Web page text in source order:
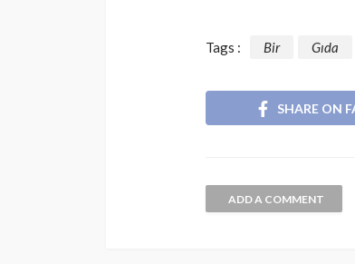
Tags : Bir Gıda
SHARE ON
ADD A COMMENT